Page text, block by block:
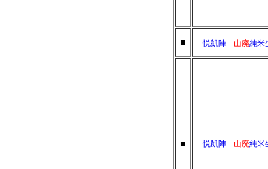
■ 悦凱陣 山廃純
■ 悦凱陣 山廃純